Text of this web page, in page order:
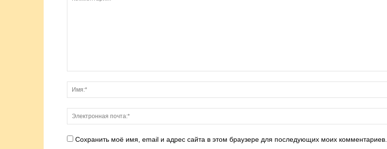
Сохранить моё имя, email и адрес сайта в этом браузере для последующих моих комментариев.